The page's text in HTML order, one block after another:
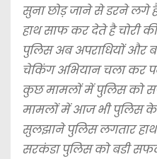
सुना छोड़ जाने से डरने लगे
हाथ साफ कर देते है चोरी
पुलिस अब अपराधियों
चेकिंग अभियान चला कर
कुछ मामलों में पुलिस को
मामलों में आज भी पुलिस के
सुलझाने पुलिस लगतार हाथ
सरकंडा पुलिस को बडी